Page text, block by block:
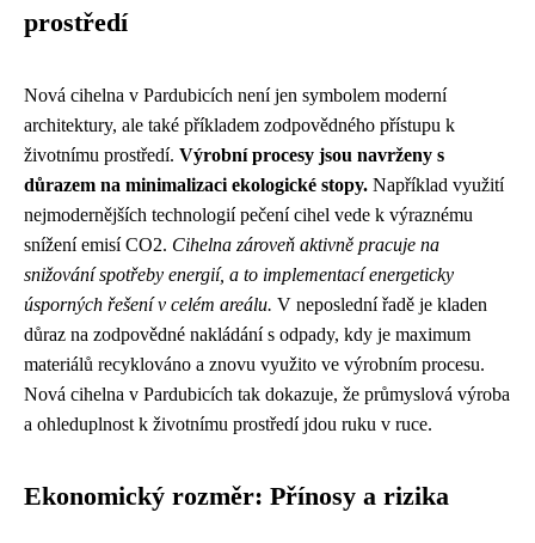
prostředí
Nová cihelna v Pardubicích není jen symbolem moderní
architektury, ale také příkladem zodpovědného přístupu k
životnímu prostředí. Výrobní procesy jsou navrženy s
důrazem na minimalizaci ekologické stopy. Například využití
nejmodernějších technologií pečení cihel vede k výraznému
snížení emisí CO2. Cihelna zároveň aktivně pracuje na
snižování spotřeby energií, a to implementací energeticky
úsporných řešení v celém areálu. V neposlední řadě je kladen
důraz na zodpovědné nakládání s odpady, kdy je maximum
materiálů recyklováno a znovu využito ve výrobním procesu.
Nová cihelna v Pardubicích tak dokazuje, že průmyslová výroba
a ohleduplnost k životnímu prostředí jdou ruku v ruce.
Ekonomický rozměr: Přínosy a rizika